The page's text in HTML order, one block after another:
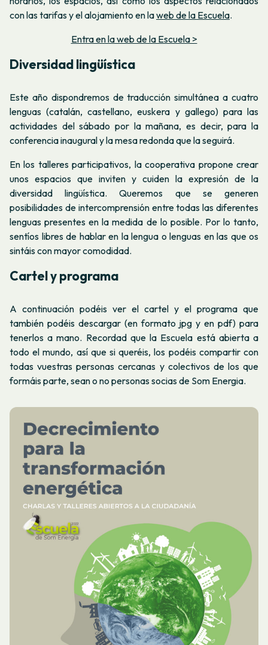
con las tarifas y el alojamiento en laweb de la Escuela.
Entra en la web de la Escuela >
Diversidad lingüística
Este año dispondremos de traducción simultánea a cuatro
lenguas (catalán, castellano, euskera y gallego) para las
actividades del sábado por la mañana, es decir, para la
conferencia inaugural y la mesa redonda que la seguirá.
En los talleres participativos, la cooperativa propone crear
unos espacios que inviten y cuiden la expresión de la
diversidad lingüística. Queremos que se generen
posibilidades de intercomprensión entre todas las diferentes
lenguas presentes en la medida de lo posible. Por lo tanto,
sentíos libres de hablar en la lengua o lenguas en las que os
sintáis con mayor comodidad.
Cartel y programa
A continuación podéis ver el cartel y el programa que
también podéis descargar (en formato jpg y en pdf) para
tenerlos a mano. Recordad que la Escuela está abierta a
todo el mundo, así que si queréis, los podéis compartir con
todas vuestras personas cercanas y colectivos de los que
formáis parte, sean o no personas socias de Som Energia.